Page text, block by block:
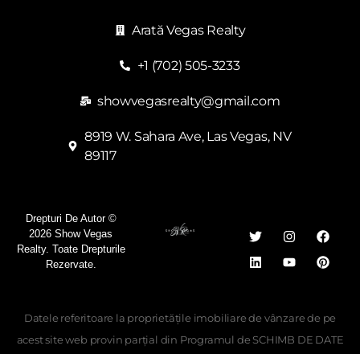
Arată Vegas Realty
+1 (702) 505-3233
showvegasrealty@gmail.com
8919 W. Sahara Ave, Las Vegas, NV
89117
Drepturi De Autor ©
2026 Show Vegas
Realty. Toate Drepturile
Rezervate.
Datele referitoare la proprietățile imobiliare de vânzare de pe
acest site web provin parțial din Programul de SCHIMB DE DATE